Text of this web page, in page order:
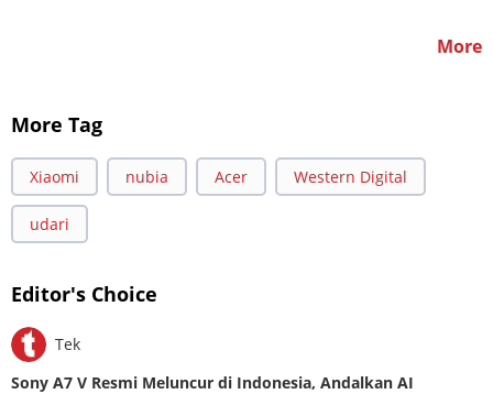
More
More Tag
Xiaomi nubia Acer Western Digital
udari
Editor's Choice
Tek
Sony A7 V Resmi Meluncur di Indonesia, Andalkan AI